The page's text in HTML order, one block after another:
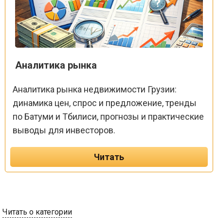
Аналитика рынка
Аналитика рынка недвижимости Грузии:
динамика цен, спрос и предложение, тренды
по Батуми и Тбилиси, прогнозы и практические
выводы для инвесторов.
Читать
Читать о категории